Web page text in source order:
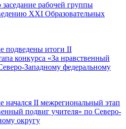
рабочей группы
XXI Образовательных
подведены итоги II
конкурса «За нравственный
Западному федеральному
начался II межрегиональный этап
подвиг учителя» по Северо-
округу